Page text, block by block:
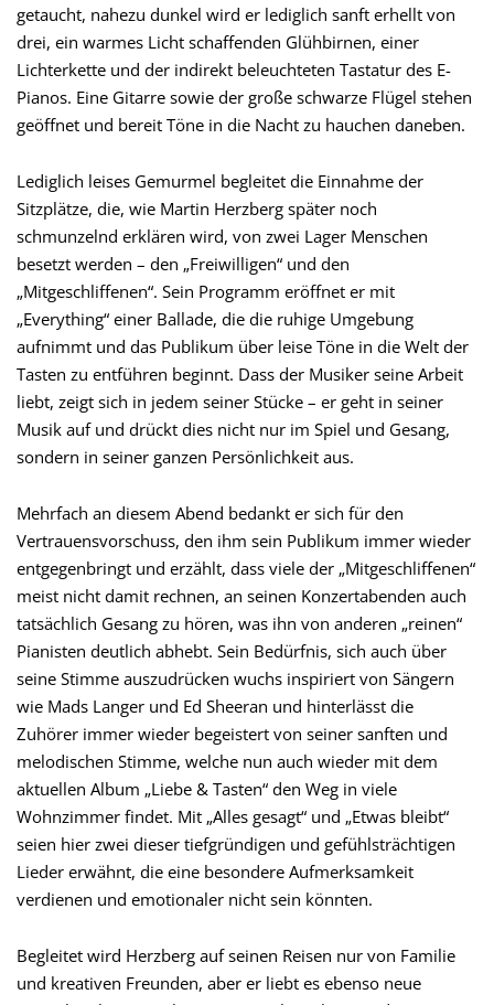
getaucht, nahezu dunkel wird er lediglich sanft erhellt von
drei, ein warmes Licht schaffenden Glühbirnen, einer
Lichterkette und der indirekt beleuchteten Tastatur des E-
Pianos. Eine Gitarre sowie der große schwarze Flügel stehen
geöffnet und bereit Töne in die Nacht zu hauchen daneben.
Lediglich leises Gemurmel begleitet die Einnahme der
Sitzplätze, die, wie Martin Herzberg später noch
schmunzelnd erklären wird, von zwei Lager Menschen
besetzt werden – den „Freiwilligen“ und den
„Mitgeschliffenen“. Sein Programm eröffnet er mit
„Everything“ einer Ballade, die die ruhige Umgebung
aufnimmt und das Publikum über leise Töne in die Welt der
Tasten zu entführen beginnt. Dass der Musiker seine Arbeit
liebt, zeigt sich in jedem seiner Stücke – er geht in seiner
Musik auf und drückt dies nicht nur im Spiel und Gesang,
sondern in seiner ganzen Persönlichkeit aus.
Mehrfach an diesem Abend bedankt er sich für den
Vertrauensvorschuss, den ihm sein Publikum immer wieder
entgegenbringt und erzählt, dass viele der „Mitgeschliffenen“
meist nicht damit rechnen, an seinen Konzertabenden auch
tatsächlich Gesang zu hören, was ihn von anderen „reinen“
Pianisten deutlich abhebt. Sein Bedürfnis, sich auch über
seine Stimme auszudrücken wuchs inspiriert von Sängern
wie Mads Langer und Ed Sheeran und hinterlässt die
Zuhörer immer wieder begeistert von seiner sanften und
melodischen Stimme, welche nun auch wieder mit dem
aktuellen Album „Liebe & Tasten“ den Weg in viele
Wohnzimmer findet. Mit „Alles gesagt“ und „Etwas bleibt“
seien hier zwei dieser tiefgründigen und gefühlsträchtigen
Lieder erwähnt, die eine besondere Aufmerksamkeit
verdienen und emotionaler nicht sein könnten.
Begleitet wird Herzberg auf seinen Reisen nur von Familie
und kreativen Freunden, aber er liebt es ebenso neue